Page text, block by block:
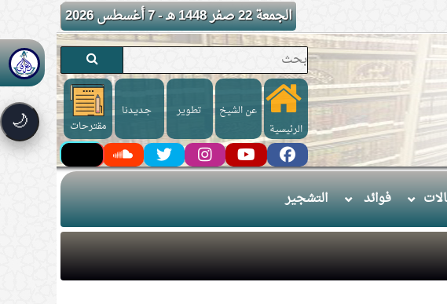
الجمعة 22 صفر 1448 هـ - 7 أغسطس 2026
🌙 الرئيسية
عن الشيخ تطوير
جـديـدنا
مقترحات
فوائد التشجير